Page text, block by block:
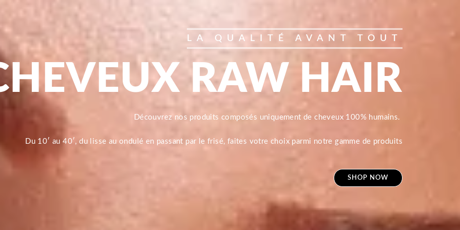
LA QUALITÉ AVANT TOUT
RAW HAIR
Découvrez nos produits composés uniquement de cheveux 100% humains.
Du 10′ au 40′, du lisse au ondulé en passant par le frisé, faites votre choix parmi notre gamme de produits
SHOP NOW